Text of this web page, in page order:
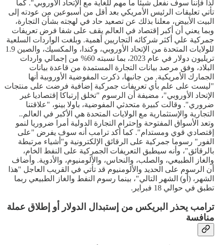
لذا فإننا سوف نفعل شيئا ما مهم للغاية مع الإتحاد الأوروبي". كما
تأتي تعليقات الرئيس الأمريكي بعد أقل من أسبوعين من عودته إلى
البيت الأبيض، معلنا بذلك عن تصعيد حاد في لهجته بشأن التجارة،
وبما يعني أن أكبر إقتصاد في العالم يقف على شفا فرض تعريفات
جمركية علي أكثر شركائه التجاريين أهمية. وبلغت الواردات السلعية
للولايات المتحدة من الإتحاد الأوروبي، وكندا، والمكسيك، والصين 1.9
تريليون دولار في عام 2023، بما نسبته 60% من إجمالي واردات
البلاد، وفق مرصد بيانات التجارة المستمدة من قاعدة بيانات
الجمارك الأمريكية. من جانبها، ذكرت المفوضية الأوروبية أنها
"ليست على علم بأي تعريفات جمركية إضافية فرضت على منتجات
الإتحاد الأوروبي"، مضيفة أن الرسوم "تخلق إرتباكا إقتصاديا غير
ضروري". وقالت كبيرة متحدثي المفوضية، باولا بينو، "علاقتنا
التجارية والإستثمارية مع الولايات المتحدة هي الأكبر في العالم..
وتعد الأسواق المفتوحة وإحترام التجارة الدولية أمرا ضروريا لنمو
إقتصادي قوي ومستدام". كما أكد ترامب أنه سوف يفرض "على
الفور" رسوما جمركية على الرقائق الإلكترونية و"أشياء مرتبطة
بالرقائق"، وأنه سيطبق التعريفات الجمركية على النفط الخام،
والغاز الطبيعي، والصلب، والنحاس، والألومنيوم، والأدوية. وأضاف
أن الرسوم على الحديد والألومنيوم قد تأتي في القريب العاجل "هذا
الشهر، (أو) الشهر التالي"، بينما رسوم النفط والغاز الطبيعي ربما
تطبق في حوالي 18 فبراير.
ترامب يحذر البريكس من إستبدال الدولار أو إطلاق عملة
منافسة